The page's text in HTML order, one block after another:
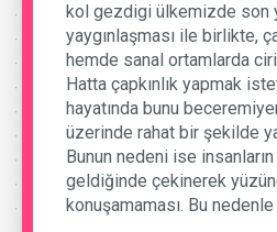
kol gezdigi ülkemizde son
yaygınlaşması ile birlikte,
hemde sanal ortamlarda
Hatta çapkınlık yapmak
hayatında bunu
üzerinde rahat bir şekilde
Bunun nedeni ise insanların
geldiğinde çekinerek
konuşamaması. Bu